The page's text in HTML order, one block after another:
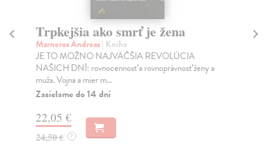
Trpkejšia ako smrť je žena
Marneros Andreas| Kniha
JE TO MOŽNO NAJVÄČŠIA REVOLÚCIA
NAŠICH DNÍ: rovnocennosť a rovnoprávnosť ženy a
muža. Vojna a mier m...
Zasielame do 14 dní
22,05 €
24,50 € ?